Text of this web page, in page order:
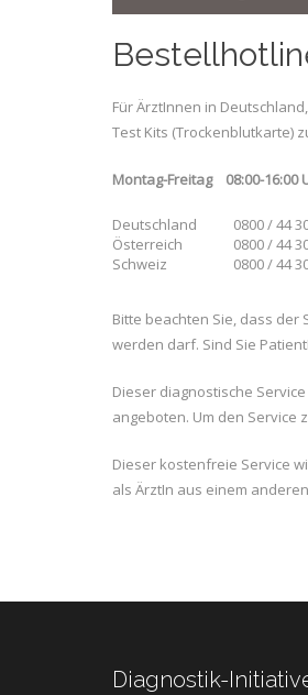
Für ÄrztInnen in
Test Kits (Trockenblutkarte)
Montag-Freitag 08:00-16:00
Deutschland
0800 / 44
Österreich
0800 / 44
Schweiz
0800 / 44
Bitte beachten Sie, dass
werden darf. Sind Sie
Dieser diagnostische
angeboten. Um den Service
Dieser kostenfreie Service
als ÄrztIn aus einem
Diagnostik-